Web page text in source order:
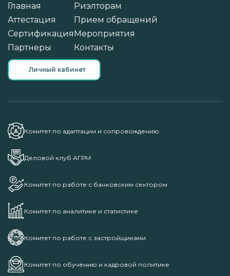
Главная
Аттестация
Сертификация
Партнеры
Риэлторам
Прием обращений
Мероприятия
Контакты
Личный кабинет
Комитет по адаптации и сопровождению
Деловой клуб АГРМ
Комитет по работе с банковским сектором
Комитет по аналитике и статистике
Комитет по работе с застройщиками
Комитет по обучению и кадровой политике